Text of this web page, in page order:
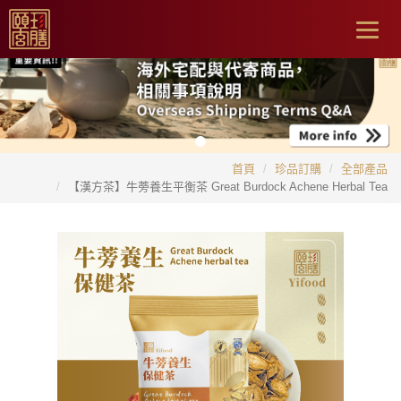
首頁 珍品訂購
全部產品
【漢方茶】牛蒡養生平衡茶 Great Burdock Achene Herbal Tea